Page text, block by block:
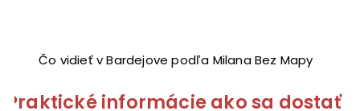
Čo vidieť v Bardejove podľa Milana Bez Mapy
Praktické informácie ako sa dostať